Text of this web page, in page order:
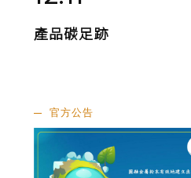
產品碳足跡
官方公告